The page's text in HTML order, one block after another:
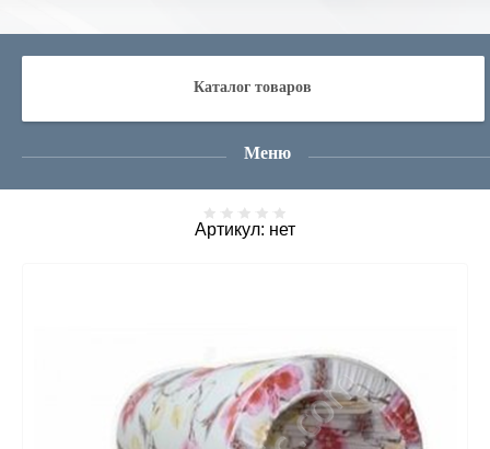
Главная
  /
Магазин
  /
Матрасы
  /  Матрас пороллон 90/190
Матрас пороллон
Каталог товаров
Меню
Артикул: нет